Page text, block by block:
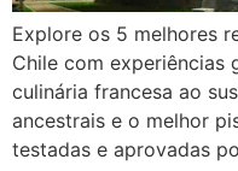
Explore os 5 melhores
Chile com experiências
culinária francesa ao
ancestrais e o melhor
testadas e aprovadas